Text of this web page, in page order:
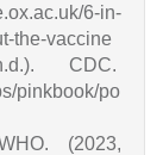
6-in-
the-vaccine
CDC.
pinkbook/po
(2023,